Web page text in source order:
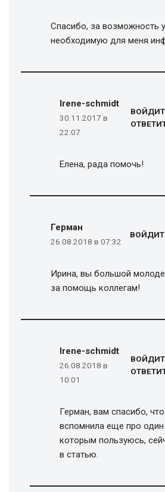
Спасибо, за возможность
необходимую для меня
Irene-schmidt
30.11.2017 в
22:07
Елена, рада помочь!
Герман
26.08.2018 в 07:32
Ирина, вы большой
за помощь коллегам!
Irene-schmidt
26.08.2018 в
10:01
Герман, вам спасибо,
вспомнила еще про один
которым пользуюсь,
в статью.